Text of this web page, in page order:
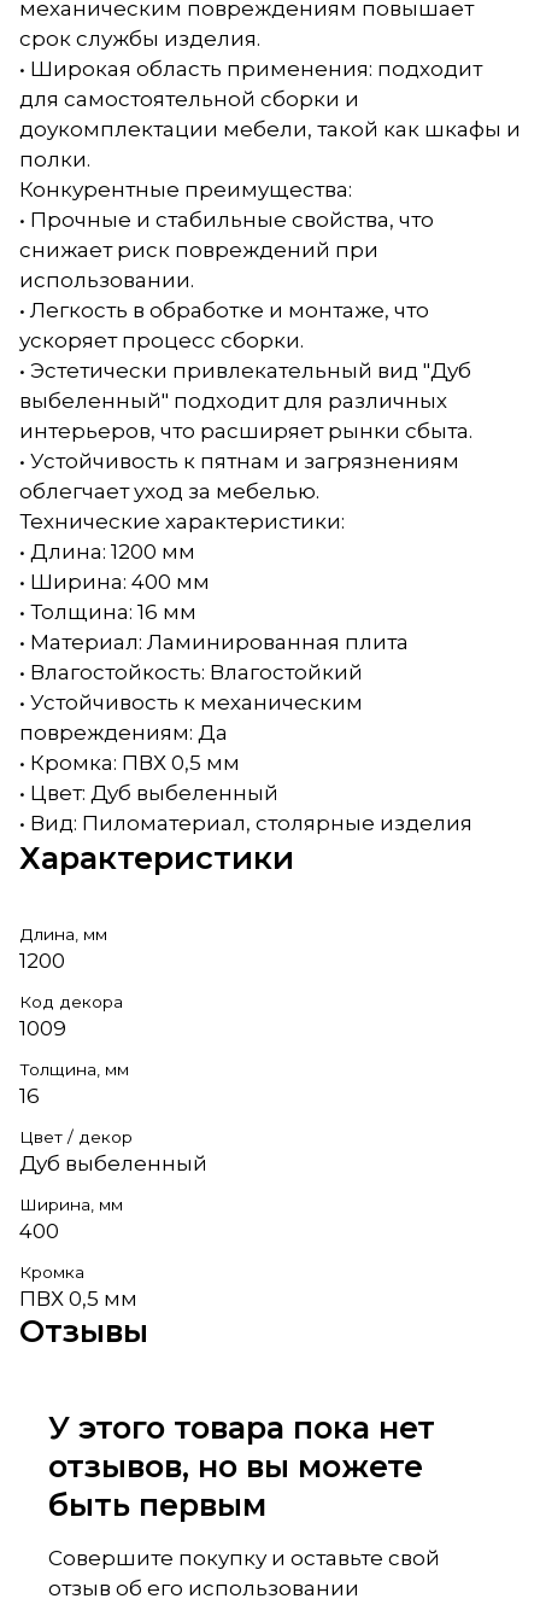
механическим повреждениям повышает
срок службы изделия.
• Широкая область применения: подходит
для самостоятельной сборки и
доукомплектации мебели, такой как шкафы и
полки.
Конкурентные преимущества:
• Прочные и стабильные свойства, что
снижает риск повреждений при
использовании.
• Легкость в обработке и монтаже, что
ускоряет процесс сборки.
• Эстетически привлекательный вид "Дуб
выбеленный" подходит для различных
интерьеров, что расширяет рынки сбыта.
• Устойчивость к пятнам и загрязнениям
облегчает уход за мебелью.
Технические характеристики:
• Длина: 1200 мм
• Ширина: 400 мм
• Толщина: 16 мм
• Материал: Ламинированная плита
• Влагостойкость: Влагостойкий
• Устойчивость к механическим
повреждениям: Да
• Кромка: ПВХ 0,5 мм
• Цвет: Дуб выбеленный
• Вид: Пиломатериал, столярные изделия
Характеристики
Длина, мм
1200
Код декора
1009
Толщина, мм
16
Цвет / декор
Дуб выбеленный
Ширина, мм
400
Кромка
ПВХ 0,5 мм
Отзывы
У этого товара пока нет
отзывов, но вы можете
быть первым
Совершите покупку и оставьте свой
отзыв об его использовании